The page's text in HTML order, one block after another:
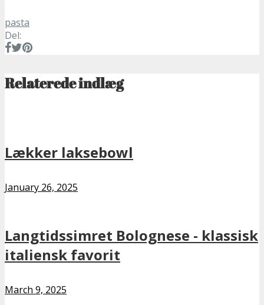
pasta
Del:
Relaterede indlæg
Lækker laksebowl
January 26, 2025
Langtidssimret Bolognese - klassisk
italiensk favorit
March 9, 2025